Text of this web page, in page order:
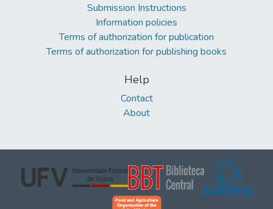
Submission Instructions
Information policies
Terms of authorization for publication
Terms of authorization for publishing books
Help
Contact
About